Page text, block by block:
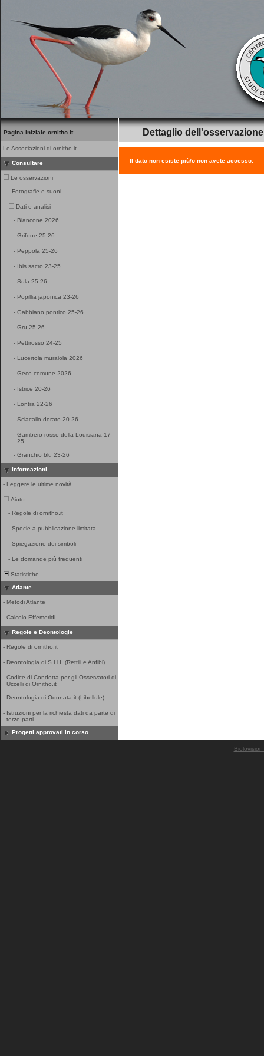
Pagina iniziale ornitho.it
Le Associazioni di ornitho.it
Consultare
Le osservazioni
- Fotografie e suoni
Dati e analisi
- Biancone 2026
- Grifone 25-26
- Peppola 25-26
- Ibis sacro 23-25
- Sula 25-26
- Popillia japonica 23-26
- Gabbiano pontico 25-26
- Gru 25-26
- Pettirosso 24-25
- Lucertola muraiola 2026
- Geco comune 2026
- Istrice 20-26
- Lontra 22-26
- Sciacallo dorato 20-26
- Gambero rosso della Louisiana 17-
25
- Granchio blu 23-26
Informazioni
- Leggere le ultime novità
Aiuto
- Regole di ornitho.it
- Specie a pubblicazione limitata
- Spiegazione dei simboli
- Le domande più frequenti
Statistiche
Atlante
- Metodi Atlante
- Calcolo Effemeridi
Regole e Deontologie
- Regole di ornitho.it
- Deontologia di S.H.I. (Rettili e Anfibi)
- Codice di Condotta per gli Osservatori di
Uccelli di Ornitho.it
- Deontologia di Odonata.it (Libellule)
- Istruzioni per la richiesta dati da parte di
terze parti
Progetti approvati in corso
Dettaglio dell'osservazione
Il dato non esiste più/o non avete accesso.
Biolovision